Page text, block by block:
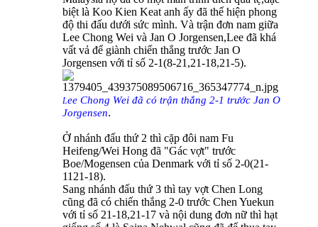
biệt là Koo Kien Keat anh ấy đã thể hiện phong
độ thi đấu dưới sức mình. Và trận đơn nam giữa
Lee Chong Wei và Jan O Jorgensen,Lee đã khá
vất vả để giành chiến thắng trước Jan O
Jorgensen với tỉ số 2-1(8-21,21-18,21-5).
Lee Chong Wei đã có trận thắng 2-1 trước Jan O
Jorgensen.
Ở nhánh đấu thứ 2 thì cặp đôi nam Fu
Heifeng/Wei Hong đã "Gác vợt" trước
Boe/Mogensen của Denmark với tỉ số 2-0(21-
1121-18).
Sang nhánh đấu thứ 3 thì tay vợt Chen Long
cũng đã có chiến thắng 2-0 trước Chen Yuekun
với tỉ số 21-18,21-17 và nội dung đơn nữ thì hạt